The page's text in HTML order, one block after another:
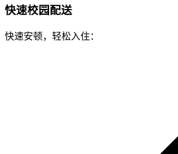
快速校园配送
快速安顿，轻松入住：